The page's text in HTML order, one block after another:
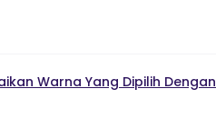
Warna Yang Dipilih Dengan